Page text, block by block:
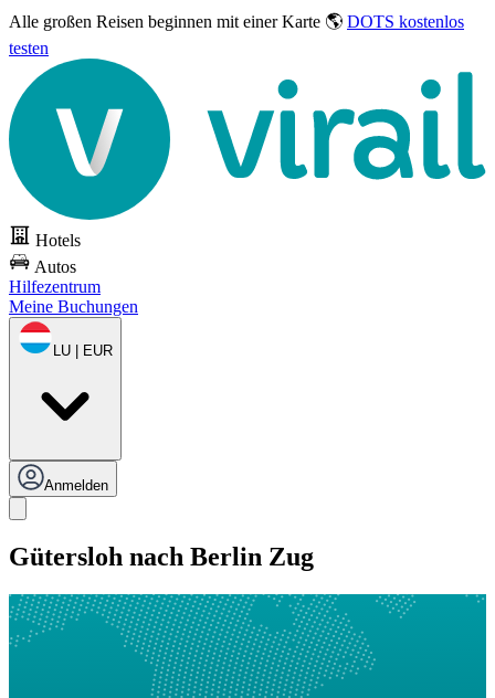
Alle großen Reisen beginnen mit einer Karte 🌎 DOTS kostenlos
testen
Hotels
Autos
Hilfezentrum
Meine Buchungen
LU | EUR
Anmelden
Gütersloh nach Berlin Zug